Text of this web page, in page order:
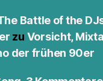
Battle of the
zu Vorsicht,
der frühen 90er